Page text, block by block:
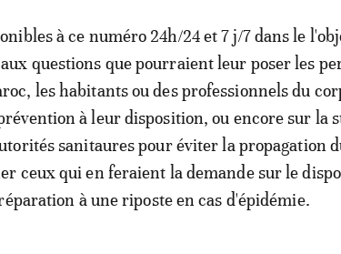
à ce numéro 24h/24 et 7 j/7 dans le
questions que pourraient leur poser les
les habitants ou des professionnels du
à leur disposition, ou encore sur la
sanitaures pour éviter la propagation
ceux qui en feraient la demande sur le
à une riposte en cas d'épidémie.